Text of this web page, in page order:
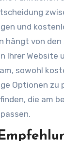
und
hängt von den
Ihrer Website
sowohl
Optionen zu
die am